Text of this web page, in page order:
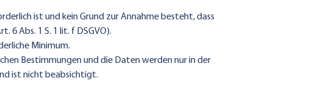
ist und kein Grund zur Annahme besteht, dass
6 Abs. 1 S. 1 lit. f DSGVO).
Minimum.
Bestimmungen und die Daten werden nur in der
ist nicht beabsichtigt.